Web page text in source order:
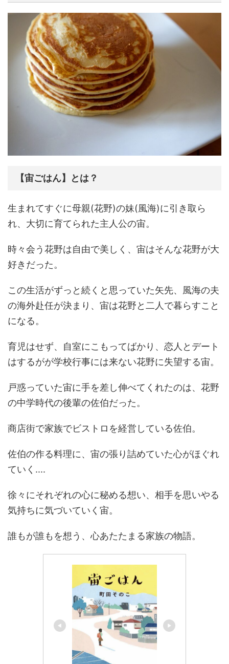
【宙ごはん】とは？
生まれてすぐに母親(花野)の妹(風海)に引き取ら
れ、大切に育てられた主人公の宙。
時々会う花野は自由で美しく、宙はそんな花野が大
好きだった。
この生活がずっと続くと思っていた矢先、風海の夫
の海外赴任が決まり、宙は花野と二人で暮らすこと
になる。
育児はせず、自室にこもってばかり、恋人とデート
はするがが学校行事には来ない花野に失望する宙。
戸惑っていた宙に手を差し伸べてくれたのは、花野
の中学時代の後輩の佐伯だった。
商店街で家族でビストロを経営している佐伯。
佐伯の作る料理に、宙の張り詰めていた心がほぐれ
ていく....
徐々にそれぞれの心に秘める想い、相手を思いやる
気持ちに気づいていく宙。
誰もが誰もを想う、心あたたまる家族の物語。